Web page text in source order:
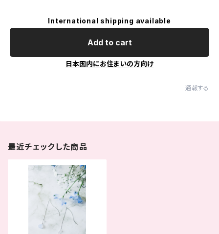
International shipping available
Add to cart
日本国内にお住まいの方向け
通報する
最近チェックした商品